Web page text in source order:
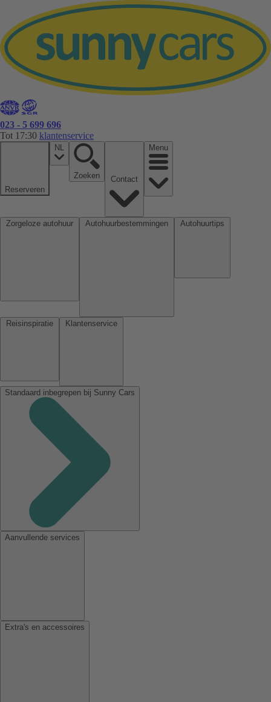
023 - 5 699 696
Tot 17:30 klantenservice
Reserveren
NL
Zoeken
Menu
Standaard inbegrepen bij Sunny Cars
Aanvullende services
Extra's en accessoires